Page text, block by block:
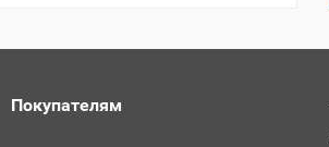
Покупателям